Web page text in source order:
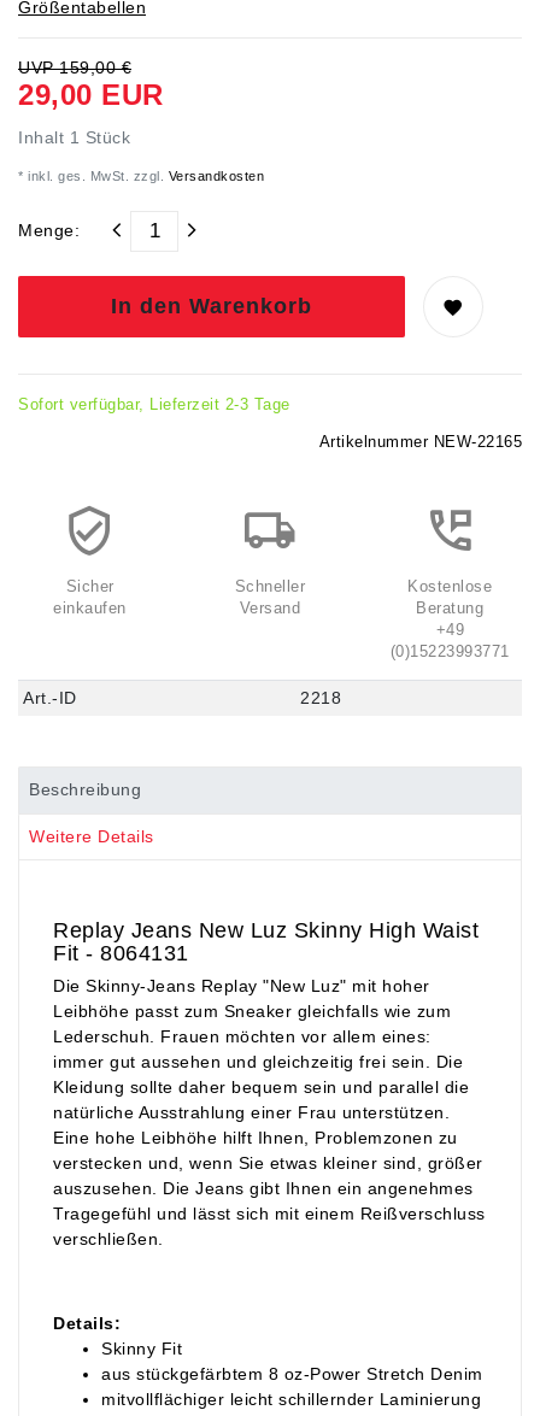
Größentabellen
UVP 159,00 €
29,00 EUR
Inhalt 1 Stück
* inkl. ges. MwSt. zzgl. Versandkosten
Menge:
In den Warenkorb
Sofort verfügbar, Lieferzeit 2-3 Tage
Artikelnummer NEW-22165
Sicher
einkaufen
Schneller
Versand
Kostenlose
Beratung
+49
(0)15223993771
Art.-ID 2218
Beschreibung
Weitere Details
Replay Jeans New Luz Skinny High Waist
Fit - 8064131
Die Skinny-Jeans Replay "New Luz" mit hoher
Leibhöhe passt zum Sneaker gleichfalls wie zum
Lederschuh. Frauen möchten vor allem eines:
immer gut aussehen und gleichzeitig frei sein. Die
Kleidung sollte daher bequem sein und parallel die
natürliche Ausstrahlung einer Frau unterstützen.
Eine hohe Leibhöhe hilft Ihnen, Problemzonen zu
verstecken und, wenn Sie etwas kleiner sind, größer
auszusehen. Die Jeans gibt Ihnen ein angenehmes
Tragegefühl und lässt sich mit einem Reißverschluss
verschließen.
Details:
Skinny Fit
aus stückgefärbtem 8 oz-Power Stretch Denim
mitvollflächiger leicht schillernder Laminierung